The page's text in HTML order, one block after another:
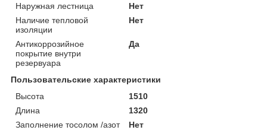
Наружная лестница
Нет
Наличие тепловой
изоляции
Нет
Антикоррозийное
покрытие внутри
резервуара
Да
Пользовательские характеристики
Высота
1510
Длина
1320
Заполнение тосолом /азот
Нет